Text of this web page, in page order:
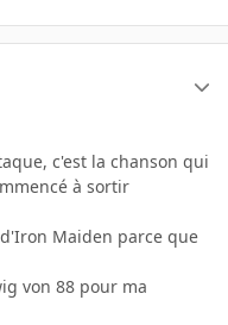
c'est la chanson qui
à sortir
Maiden parce que
von 88 pour ma